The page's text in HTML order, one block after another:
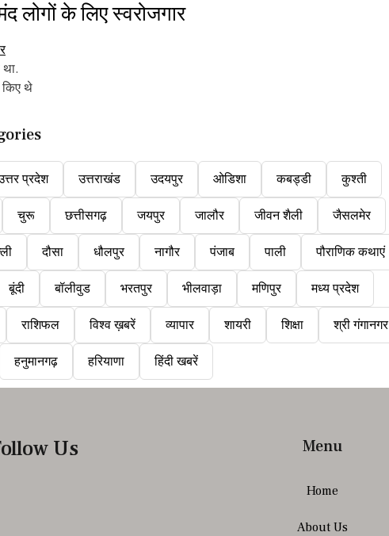
के लिए स्वरोजगार
किए थे
प्रदेश उत्तराखंड उदयपुर ओडिशा कबड्डी कुश्ती
चुरू छत्तीसगढ़ जयपुर जालौर जीवन शैली जैसलमेर
दौसा धौलपुर नागौर पंजाब पाली पौराणिक कथाएं
बूंदी बॉलीवुड भरतपुर भीलवाड़ा मणिपुर मध्य प्रदेश
राशिफल विश्व ख़बरें व्यापार शायरी शिक्षा श्री गंगानगर
हनुमानगढ़ हरियाणा हिंदी खबरें
Us Menu
Home
About Us